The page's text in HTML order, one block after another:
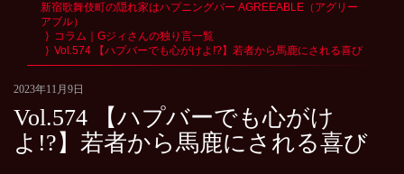
新宿歌舞伎町の隠れ家はハプニングバー AGREEABLE（アグリー
アブル）
コラム｜Gジィさんの独り言一覧
Vol.574 【ハプバーでも心がけよ!?】若者から馬鹿にされる喜び
2023年11月9日
Vol.574 【ハプバーでも心がけ
よ!?】若者から馬鹿にされる喜び